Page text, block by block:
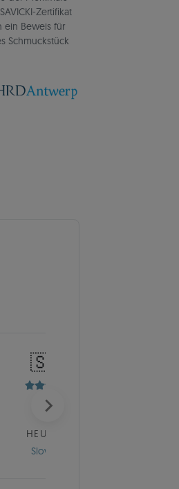
Zertifikat
ein Beweis für
Schmuckstück
🇸🇰
175
HEUREKA
Slowakei